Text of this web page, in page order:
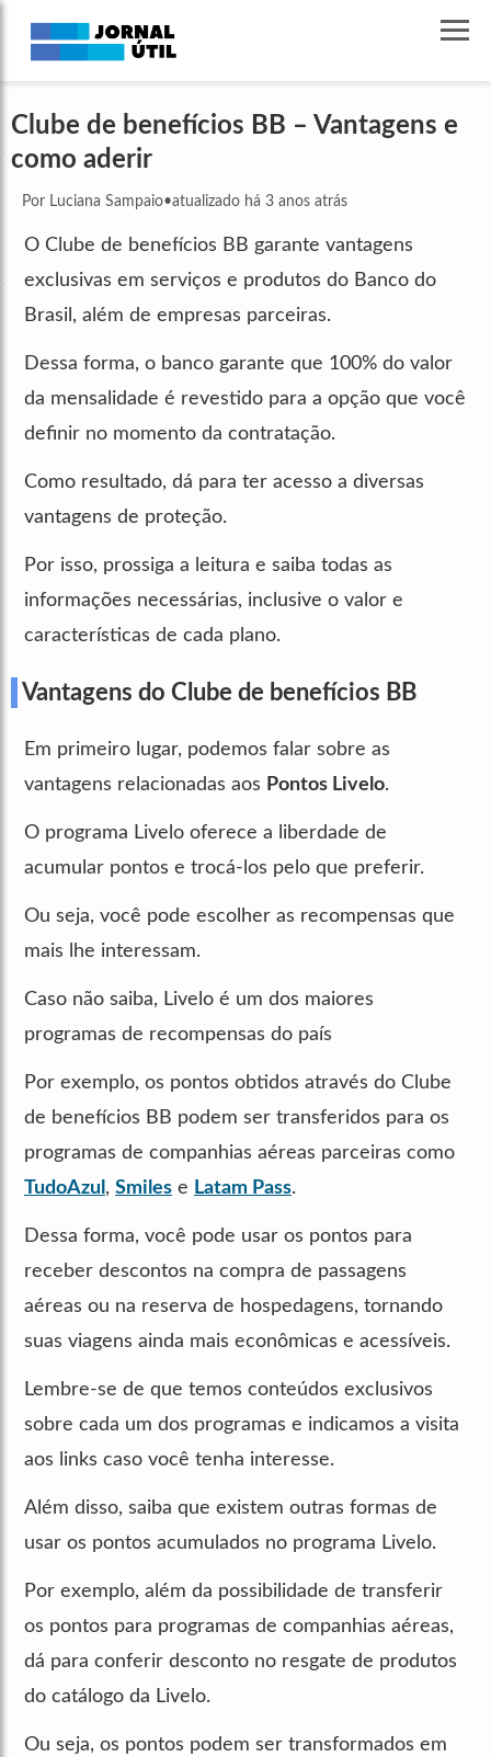
Clube de benefícios BB – Vantagens e
como aderir
Por Luciana Sampaio•atualizado há 3 anos atrás
O Clube de benefícios BB garante vantagens
exclusivas em serviços e produtos do Banco do
Brasil, além de empresas parceiras.
Dessa forma, o banco garante que 100% do valor
da mensalidade é revestido para a opção que você
definir no momento da contratação.
Como resultado, dá para ter acesso a diversas
vantagens de proteção.
Por isso, prossiga a leitura e saiba todas as
informações necessárias, inclusive o valor e
características de cada plano.
Vantagens do Clube de benefícios BB
Em primeiro lugar, podemos falar sobre as
vantagens relacionadas aos Pontos Livelo.
O programa Livelo oferece a liberdade de
acumular pontos e trocá-los pelo que preferir.
Ou seja, você pode escolher as recompensas que
mais lhe interessam.
Caso não saiba, Livelo é um dos maiores
programas de recompensas do país
Por exemplo, os pontos obtidos através do Clube
de benefícios BB podem ser transferidos para os
programas de companhias aéreas parceiras como
TudoAzul , Smiles e Latam Pass.
Dessa forma, você pode usar os pontos para
receber descontos na compra de passagens
aéreas ou na reserva de hospedagens, tornando
suas viagens ainda mais econômicas e acessíveis.
Lembre-se de que temos conteúdos exclusivos
sobre cada um dos programas e indicamos a visita
aos links caso você tenha interesse.
Além disso, saiba que existem outras formas de
usar os pontos acumulados no programa Livelo.
Por exemplo, além da possibilidade de transferir
os pontos para programas de companhias aéreas,
dá para conferir desconto no resgate de produtos
do catálogo da Livelo.
Ou seja, os pontos podem ser transformados em